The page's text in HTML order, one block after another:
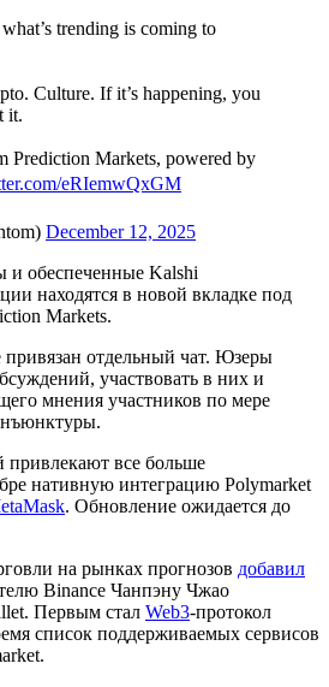
trending is coming to
Culture. If it’s happening, you
it.
Prediction Markets, powered by
eRIemwQxGM
December 12, 2025
обеспеченные Kalshi
находятся в новой вкладке под
Markets.
отдельный чат. Юзеры
участвовать в них и
мнения участников по мере
привлекают все больше
нативную интеграцию Polymarket
. Обновление ожидается до
на рынках прогнозов добавил
Binance Чанпэну Чжао
Первым стал Web3-протокол
список поддерживаемых сервисов